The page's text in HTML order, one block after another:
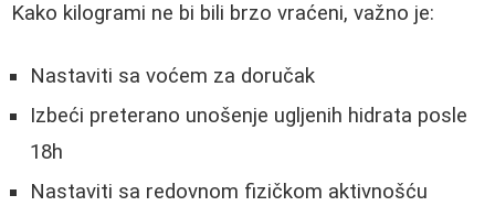
Kako kilogrami ne bi bili brzo vraćeni, važno je:
Nastaviti sa voćem za doručak
Izbeći preterano unošenje ugljenih hidrata posle
18h
Nastaviti sa redovnom fizičkom aktivnošću